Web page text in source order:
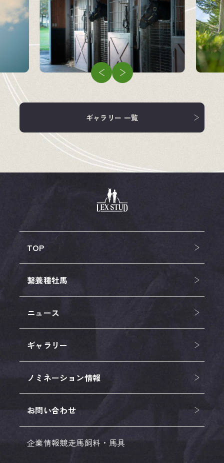
企業情報
競走馬
飼料・馬具
ギャラリー 一覧
TOP
繋養種牡馬
ニュース
ギャラリー
ノミネーション情報
お問い合わせ
企業情報競走馬飼料・馬具